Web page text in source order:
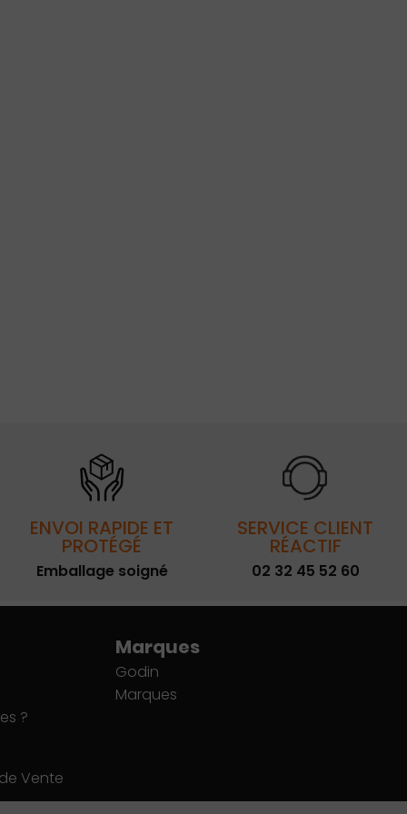
ENVOI RAPIDE ET
PROTÉGÉ
Emballage soigné
SERVICE CLIENT
RÉACTIF
02 32 45 52 60
?
Marques
Godin
Marques
Vente